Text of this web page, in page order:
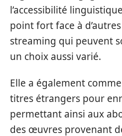
l’accessibilité
point fort face à
streaming qui peuvent
un choix aussi varié.
Elle a également
titres étrangers pour
permettant ainsi aux
des œuvres provenant